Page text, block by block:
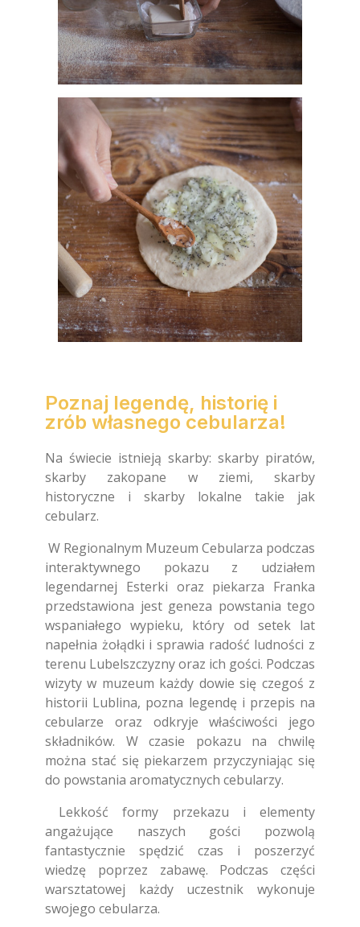
Poznaj legendę, historię i
zrób własnego cebularza!
Na świecie istnieją skarby: skarby piratów,
skarby zakopane w ziemi, skarby
historyczne i skarby lokalne takie jak
cebularz.
W Regionalnym Muzeum Cebularza podczas
interaktywnego pokazu z udziałem
legendarnej Esterki oraz piekarza Franka
przedstawiona jest geneza powstania tego
wspaniałego wypieku, który od setek lat
napełnia żołądki i sprawia radość ludności z
terenu Lubelszczyzny oraz ich gości. Podczas
wizyty w muzeum każdy dowie się czegoś z
historii Lublina, pozna legendę i przepis na
cebularze oraz odkryje właściwości jego
składników. W czasie pokazu na chwilę
można stać się piekarzem przyczyniając się
do powstania aromatycznych cebularzy.
Lekkość formy przekazu i elementy
angażujące naszych gości pozwolą
fantastycznie spędzić czas i poszerzyć
wiedzę poprzez zabawę. Podczas części
warsztatowej każdy uczestnik wykonuje
swojego cebularza.